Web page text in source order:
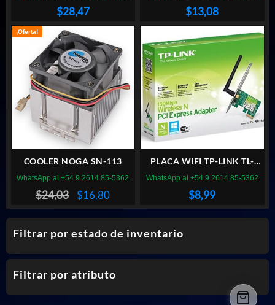
Filtrar por estado de inventario
Filtrar por atributo
$28,47 $13,08
¡Oferta!
COOLER NOGA SN-113
$24,03
El
precio
original
era:
$16,80El
precio
actual
es:
WhatsApp al +54 9 2614 85-5362
PLACA WIFI TP-LINK TL-
WN781ND PCI EXPRESS
$8,99
WhatsApp al +54 9 2614 85-5362